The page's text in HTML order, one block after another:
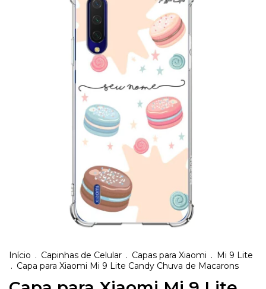
Início . Capinhas de Celular . Capas para Xiaomi . Mi 9 Lite
. Capa para Xiaomi Mi 9 Lite Candy Chuva de Macarons